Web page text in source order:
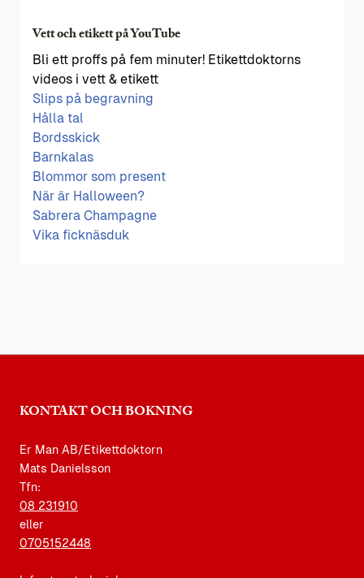
Vett och etikett på YouTube
Bli ett proffs på fem minuter! Etikettdoktorns
videos i vett & etikett
Slips på begravning
Hålla tal
Bordsskick
Barnkalas
Blommor som present
När är Halloween?
Sabrera Champagne
Vika ficknäsduk
KONTAKT OCH BOKNING
Er Man AB/Etikettdoktorn
Mats Danielsson
Tfn:
08 231910
eller
0705152448